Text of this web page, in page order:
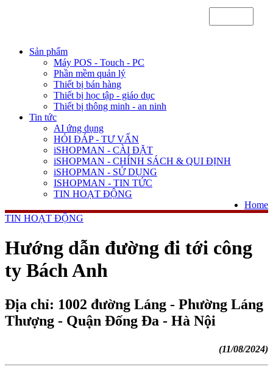
Sản phẩm
Máy POS - Touch - PC
Phần mềm quản lý
Thiết bị bán hàng
Thiết bị học tập - giáo dục
Thiết bị thông minh - an ninh
Tin tức
AI ứng dụng
HỎI ĐÁP - TƯ VẤN
iSHOPMAN - CÀI ĐẶT
iSHOPMAN - CHÍNH SÁCH & QUI ĐỊNH
iSHOPMAN - SỬ DỤNG
ISHOPMAN - TIN TỨC
TIN HOẠT ĐỘNG
Home
TIN HOẠT ĐỘNG
Hướng dẫn đường đi tới công
ty Bách Anh
Địa chỉ: 1002 đường Láng - Phường Láng
Thượng - Quận Đống Đa - Hà Nội
(11/08/2024)